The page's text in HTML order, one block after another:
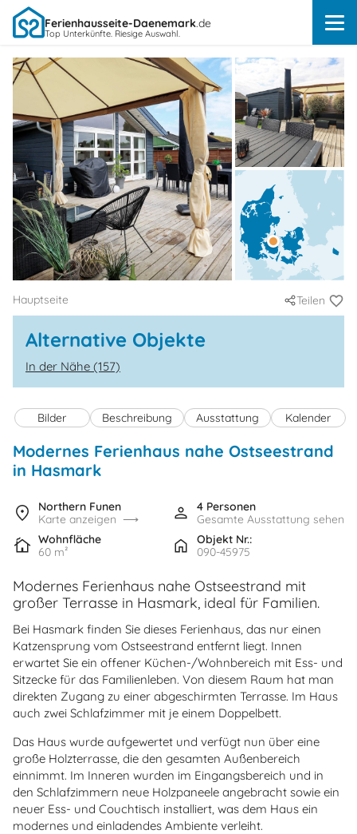
Ferienhausseite-Daenemark.de
Top Unterkünfte. Riesige Auswahl.
Hauptseite Teilen
Alternative Objekte
In der Nähe (157)
Bilder Beschreibung Ausstattung Kalender
Modernes Ferienhaus nahe Ostseestrand
in Hasmark
Northern Funen
Karte anzeigen
4 Personen
Gesamte Ausstattung sehen
Wohnfläche
60 m²
Objekt Nr.:
090-45975
Modernes Ferienhaus nahe Ostseestrand mit
großer Terrasse in Hasmark, ideal für Familien.
Bei Hasmark finden Sie dieses Ferienhaus, das nur einen
Katzensprung vom Ostseestrand entfernt liegt. Innen
erwartet Sie ein offener Küchen-/Wohnbereich mit Ess- und
Sitzecke für das Familienleben. Von diesem Raum hat man
direkten Zugang zu einer abgeschirmten Terrasse. Im Haus
auch zwei Schlafzimmer mit je einem Doppelbett.
Das Haus wurde aufgewertet und verfügt nun über eine
große Holzterrasse, die den gesamten Außenbereich
einnimmt. Im Inneren wurden im Eingangsbereich und in
den Schlafzimmern neue Holzpaneele angebracht sowie ein
neuer Ess- und Couchtisch installiert, was dem Haus ein
modernes und einladendes Ambiente verleiht.